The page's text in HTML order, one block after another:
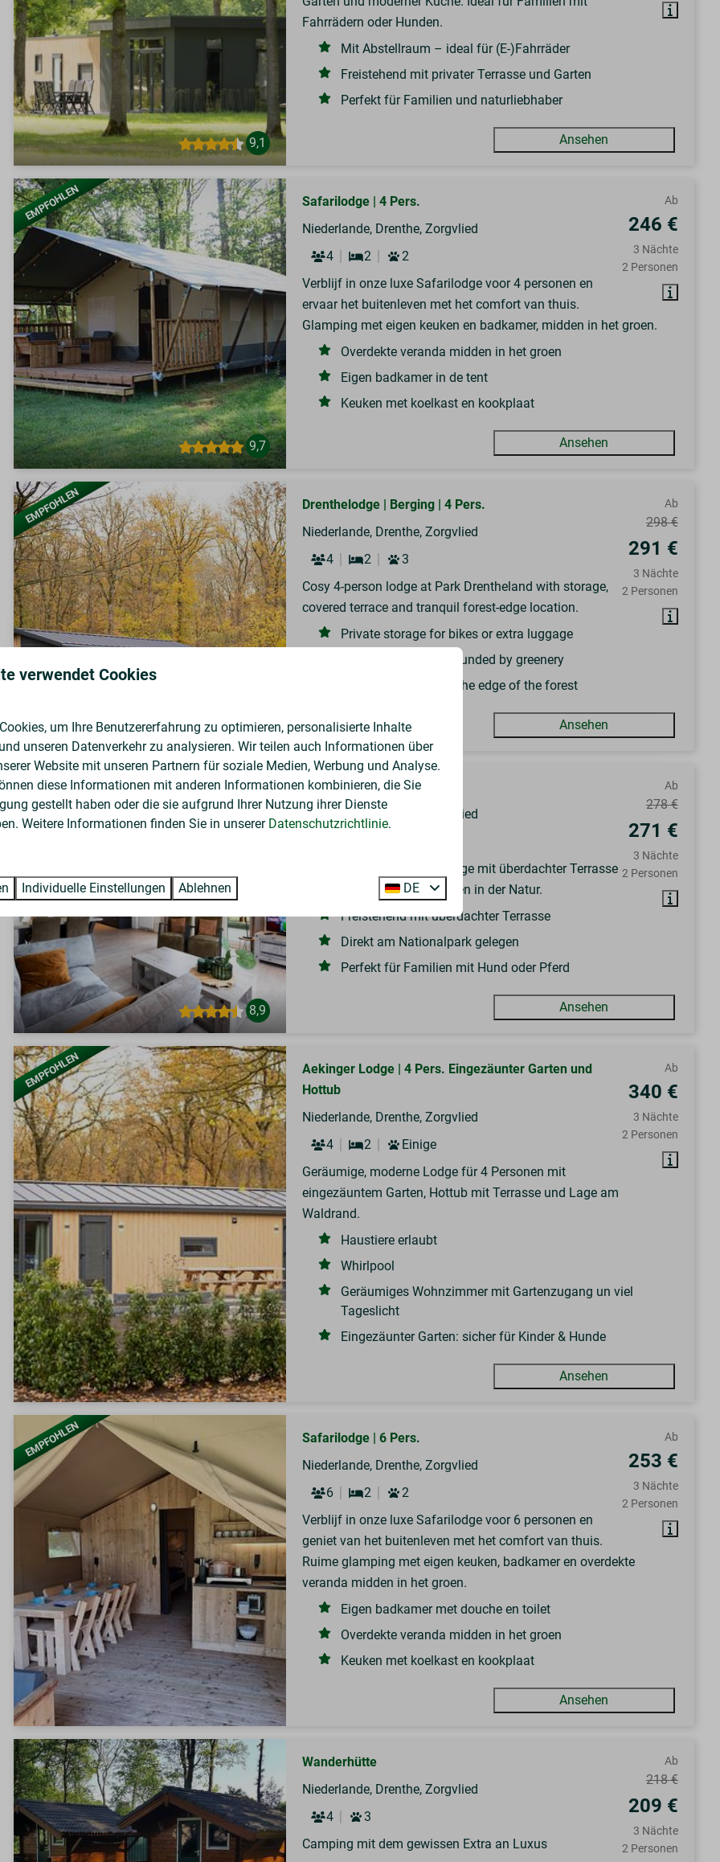
9,1
Fahrrädern oder Hunden.
Mit Abstellraum – ideal für (E-)Fahrräder
Freistehend mit privater Terrasse und Garten
Perfekt für Familien und naturliebhaber
Ansehen
EMPFOHLEN
9,7
Ab
246 €
3 Nächte
2 Personen
Safarilodge | 4 Pers.
Niederlande, Drenthe, Zorgvlied
4
2
2
Verblijf in onze luxe Safarilodge voor 4 personen en
ervaar het buitenleven met het comfort van thuis.
Glamping met eigen keuken en badkamer, midden in het groen.
Overdekte veranda midden in het groen
Eigen badkamer in de tent
Keuken met koelkast en kookplaat
Ansehen
EMPFOHLEN
8,9
Ab
298 €
291 €
3 Nächte
2 Personen
Drenthelodge | Berging | 4 Pers.
Niederlande, Drenthe, Zorgvlied
4
2
3
Cosy 4-person lodge at Park Drentheland with storage,
covered terrace and tranquil forest-edge location.
Private storage for bikes or extra luggage
Covered terrace surrounded by greenery
Peaceful location at the edge of the forest
Ansehen
EMPFOHLEN
8,9
Ab
278 €
271 €
3 Nächte
2 Personen
Drenthelodge | 4 Pers.
Niederlande, Drenthe, Zorgvlied
Gemütliches 4-Personen-lodge mit überdachter Terrasse
und moderner Küche – mitten in der Natur.
Freistehend mit überdachter Terrasse
Direkt am Nationalpark gelegen
Perfekt für Familien mit Hund oder Pferd
Ansehen
EMPFOHLEN Ab
340 €
3 Nächte
2 Personen
Aekinger Lodge | 4 Pers. Eingezäunter Garten und
Hottub
Niederlande, Drenthe, Zorgvlied
4
2
Einige
Geräumige, moderne Lodge für 4 Personen mit
eingezäuntem Garten, Hottub mit Terrasse und Lage am
Waldrand.
Haustiere erlaubt
Whirlpool
Geräumiges Wohnzimmer mit Gartenzugang un viel
Tageslicht
Eingezäunter Garten: sicher für Kinder & Hunde
Ansehen
EMPFOHLEN Ab
253 €
3 Nächte
2 Personen
Safarilodge | 6 Pers.
Niederlande, Drenthe, Zorgvlied
6
2
2
Verblijf in onze luxe Safarilodge voor 6 personen en
geniet van het buitenleven met het comfort van thuis.
Ruime glamping met eigen keuken, badkamer en overdekte
veranda midden in het groen.
Eigen badkamer met douche en toilet
Overdekte veranda midden in het groen
Keuken met koelkast en kookplaat
Ansehen
Ab
218 €
209 €
3 Nächte
2 Personen
Wanderhütte
Niederlande, Drenthe, Zorgvlied
4
3
Camping mit dem gewissen Extra an Luxus
verwendet Cookies
um Ihre Benutzererfahrung zu optimieren, personalisierte Inhalte
unseren Datenverkehr zu analysieren. Wir teilen auch Informationen über
Website mit unseren Partnern für soziale Medien, Werbung und Analyse.
diese Informationen mit anderen Informationen kombinieren, die Sie
gestellt haben oder die sie aufgrund Ihrer Nutzung ihrer Dienste
Weitere Informationen finden Sie in unserer Datenschutzrichtlinie.
Individuelle Einstellungen Ablehnen DE